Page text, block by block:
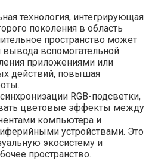
технология, интегрирующая
поколения в область
пространство может
вывода вспомогательной
приложениями или
действий, повышая
RGB-подсветки,
цветовые эффекты между
компьютера и
устройствами. Это
экосистему и
пространство.